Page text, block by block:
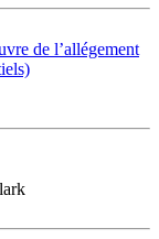
de l’allégement